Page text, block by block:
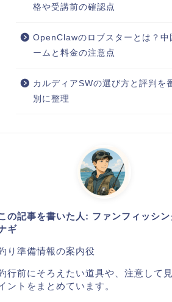
格や受講前の確認点
OpenClawのロブスターとは？中
ームと料金の注意点
カルディアSWの選び方と評判を
別に整理
の記事を書いた人: ファンフィッシン
ギ
り準備情報の案内役
行前にそろえたい道具や、注意して
ントをまとめています。